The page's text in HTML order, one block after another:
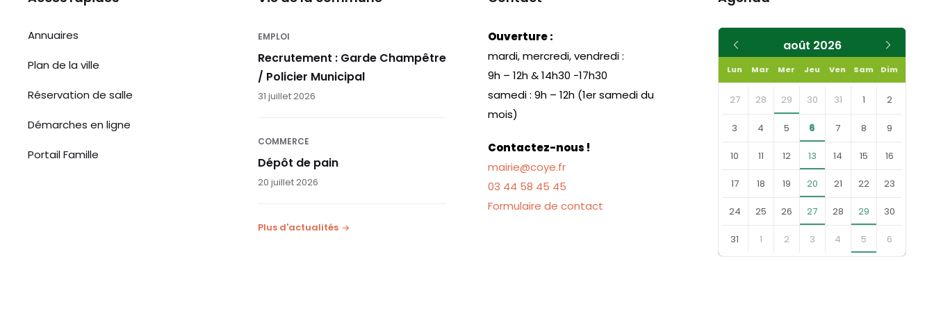
Annuaires
Plan de la ville
Réservation de salle
Démarches en ligne
Portail Famille
EMPLOI
Recrutement : Garde Champêtre
/ Policier Municipal
31 juillet 2026
COMMERCE
Dépôt de pain
20 juillet 2026
Plus d'actualités
Ouverture :
mardi, mercredi, vendredi :
9h – 12h & 14h30 -17h30
samedi : 9h – 12h (1er samedi du
mois)
Contactez-nous !
mairie@coye.fr
03 44 58 45 45
Formulaire de contact
août 2026
précédent
suivant
Lun Mar Mer Jeu Ven Sam Dim
Skip
calendar
27 28 29 30 31 1 2
3 4 5 6 7 8 9
10 11 12 13 14 15 16
17 18 19 20 21 22 23
24 25 26 27 28 29 30
31 1 2 3 4 5 6
Retourner